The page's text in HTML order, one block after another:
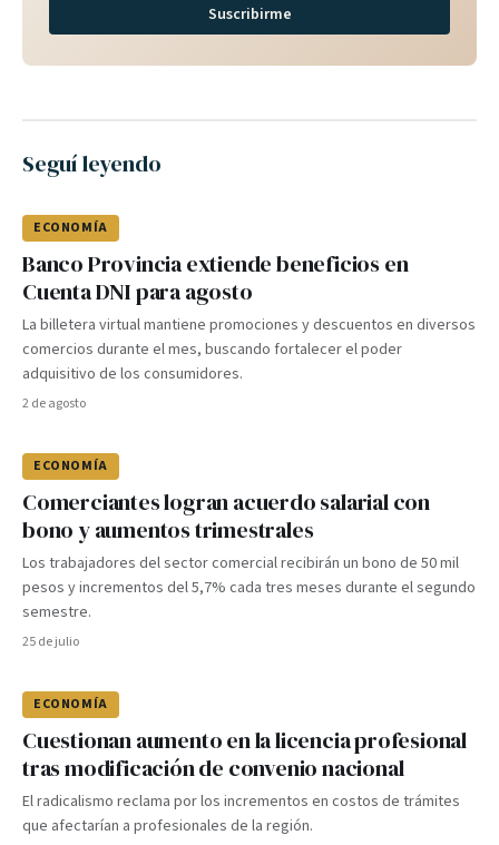
Suscribirme
Seguí leyendo
ECONOMÍA
Banco Provincia extiende beneficios en
Cuenta DNI para agosto
La billetera virtual mantiene promociones y descuentos en diversos
comercios durante el mes, buscando fortalecer el poder
adquisitivo de los consumidores.
2 de agosto
ECONOMÍA
Comerciantes logran acuerdo salarial con
bono y aumentos trimestrales
Los trabajadores del sector comercial recibirán un bono de 50 mil
pesos y incrementos del 5,7% cada tres meses durante el segundo
semestre.
25 de julio
ECONOMÍA
Cuestionan aumento en la licencia profesional
tras modificación de convenio nacional
El radicalismo reclama por los incrementos en costos de trámites
que afectarían a profesionales de la región.